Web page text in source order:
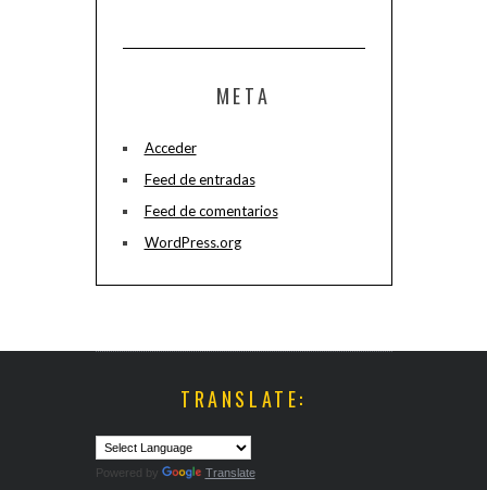
META
Acceder
Feed de entradas
Feed de comentarios
WordPress.org
TRANSLATE:
Powered by Translate